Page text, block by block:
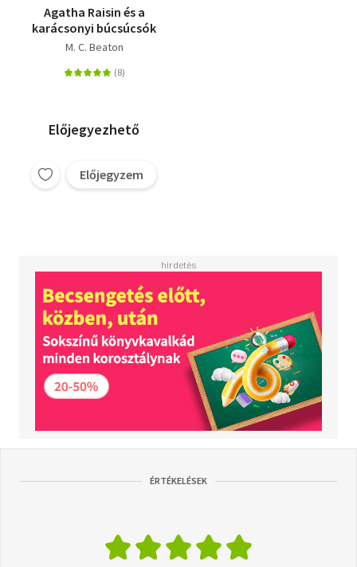
Agatha Raisin és a
karácsonyi búcsúcsók
M. C. Beaton
Előjegyezhető
Előjegyzem
ÉRTÉKELÉSEK